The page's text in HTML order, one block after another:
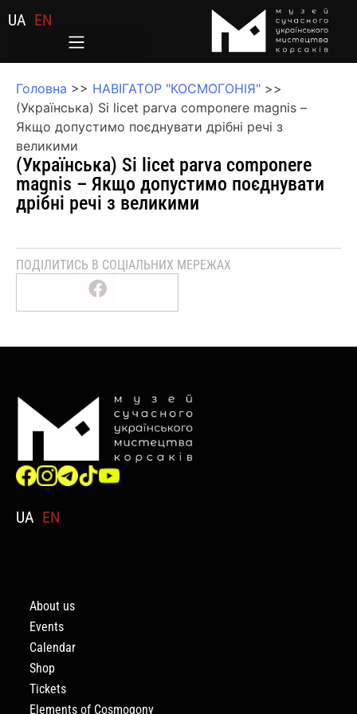
UA EN
Головна >> НАВІГАТОР "КОСМОГОНІЯ" >>
(Українська) Si licet parva componere magnis –
Якщо допустимо поєднувати дрібні речі з
великими
(Українська) Si licet parva componere
magnis – Якщо допустимо поєднувати
дрібні речі з великими
ПОДІЛИТИСЬ В СОЦІАЛЬНИХ МЕРЕЖАХ
UA EN
About us
Events
Calendar
Shop
Tickets
Elements of Cosmogony